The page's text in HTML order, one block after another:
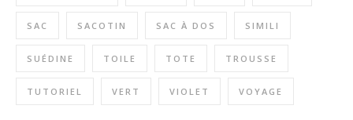
SAC SACOTIN SAC À DOS SIMILI
SUÉDINE TOILE TOTE TROUSSE
TUTORIEL VERT VIOLET VOYAGE